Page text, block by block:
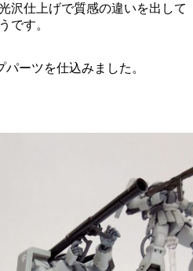
沢仕上げで質感の違いを出して
です。
ーツを仕込みました。